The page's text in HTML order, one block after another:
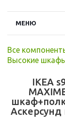
МЕНЮ
Все
Высокие
IKEA
Аскерсунд